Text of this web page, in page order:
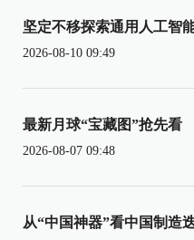
坚定不移探索通用人工智
2026-08-10 09:49
最新月球“宝藏图”抢先看
2026-08-07 09:48
从“中国神器”看中国制造